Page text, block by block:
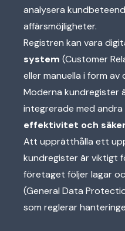
analysera
affärsmöjligheter.
Registren kan vara
system (Customer
eller manuella i form
Moderna kundregister
integrerade med
effektivitet och
Att upprätthålla ett
kundregister är viktigt
företaget följer lagar
(General Data
som reglerar